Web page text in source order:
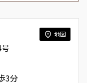
地図
3分